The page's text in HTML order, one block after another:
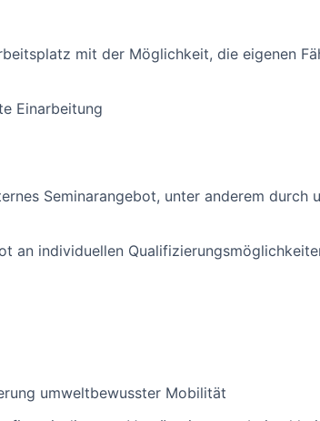
mit der Möglichkeit, die eigenen
Einarbeitung
Seminarangebot, unter anderem durch
an individuellen
umweltbewusster Mobilität